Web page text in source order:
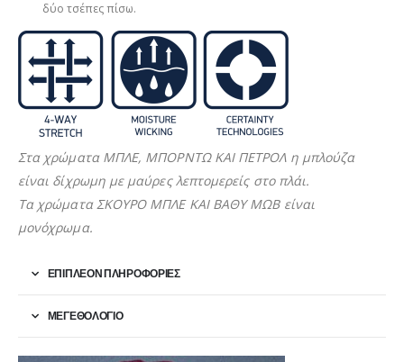
δύο τσέπες πίσω.
Στα χρώματα ΜΠΛΕ, ΜΠΟΡΝΤΩ ΚΑΙ ΠΕΤΡΟΛ η μπλούζα
είναι δίχρωμη με μαύρες λεπτομερείς στο πλάι.
Τα χρώματα ΣΚΟΥΡΟ ΜΠΛΕ ΚΑΙ ΒΑΘΥ ΜΩΒ είναι
μονόχρωμα.
ΕΠΙΠΛΈΟΝ ΠΛΗΡΟΦΟΡΊΕΣ
ΜΕΓΕΘΟΛΌΓΙΟ